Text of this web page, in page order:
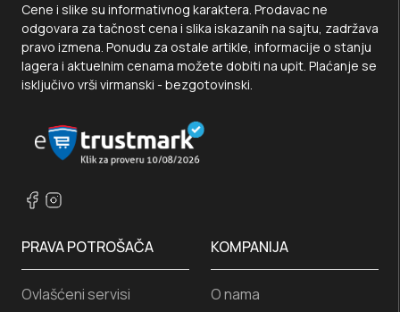
Cene i slike su informativnog karaktera. Prodavac ne
odgovara za tačnost cena i slika iskazanih na sajtu, zadržava
pravo izmena. Ponudu za ostale artikle, informacije o stanju
lagera i aktuelnim cenama možete dobiti na upit. Plaćanje se
isključivo vrši virmanski - bezgotovinski.
PRAVA POTROŠAČA
Ovlašćeni servisi
KOMPANIJA
O nama